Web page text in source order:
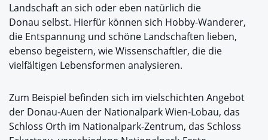
Landschaft an sich oder eben natürlich die
Donau selbst. Hierfür können sich Hobby-Wanderer,
die Entspannung und schöne Landschaften lieben,
ebenso begeistern, wie Wissenschaftler, die die
vielfältigen Lebensformen analysieren.
Zum Beispiel befinden sich im vielschichten Angebot
der Donau-Auen der Nationalpark Wien-Lobau, das
Schloss Orth im Nationalpark-Zentrum, das Schloss